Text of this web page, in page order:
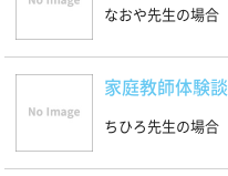
なおや先生の場合
家庭教師体験談
ちひろ先生の場合